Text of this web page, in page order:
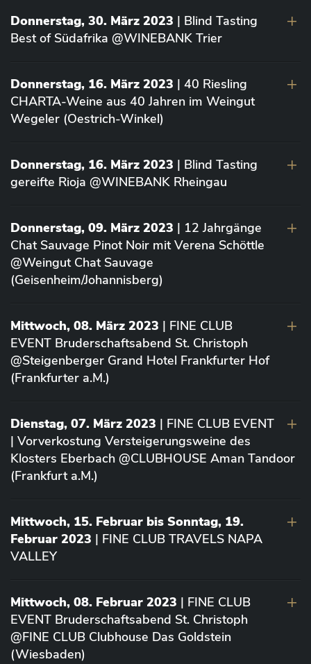
Donnerstag, 30. März 2023 | Blind Tasting
Best of Südafrika @WINEBANK Trier
Donnerstag, 16. März 2023 | 40 Riesling
CHARTA-Weine aus 40 Jahren im Weingut
Wegeler (Oestrich-Winkel)
Donnerstag, 16. März 2023 | Blind Tasting
gereifte Rioja @WINEBANK Rheingau
Donnerstag, 09. März 2023 | 12 Jahrgänge
Chat Sauvage Pinot Noir mit Verena Schöttle
@Weingut Chat Sauvage
(Geisenheim/Johannisberg)
Mittwoch, 08. März 2023 | FINE CLUB
EVENT Bruderschaftsabend St. Christoph
@Steigenberger Grand Hotel Frankfurter Hof
(Frankfurter a.M.)
Dienstag, 07. März 2023 | FINE CLUB EVENT
| Vorverkostung Versteigerungsweine des
Klosters Eberbach @CLUBHOUSE Aman Tandoor
(Frankfurt a.M.)
Mittwoch, 15. Februar bis Sonntag, 19.
Februar 2023 | FINE CLUB TRAVELS NAPA
VALLEY
Mittwoch, 08. Februar 2023 | FINE CLUB
EVENT Bruderschaftsabend St. Christoph
@FINE CLUB Clubhouse Das Goldstein
(Wiesbaden)